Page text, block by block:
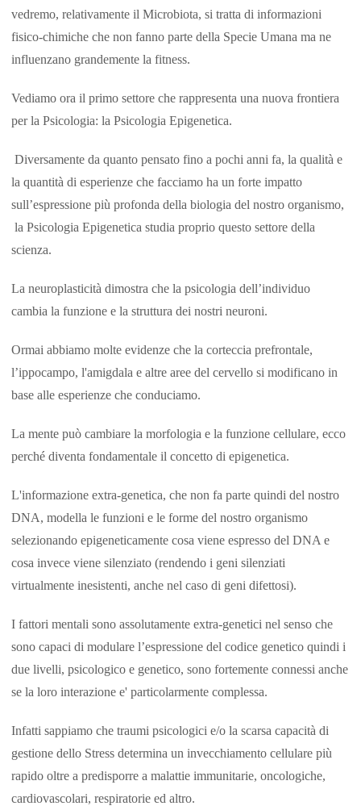
vedremo, relativamente il Microbiota, si tratta di informazioni
fisico-chimiche che non fanno parte della Specie Umana ma ne
influenzano grandemente la fitness.
Vediamo ora il primo settore che rappresenta una nuova frontiera
per la Psicologia: la Psicologia Epigenetica.
Diversamente da quanto pensato fino a pochi anni fa, la qualità e
la quantità di esperienze che facciamo ha un forte impatto
sull’espressione più profonda della biologia del nostro organismo,
la Psicologia Epigenetica studia proprio questo settore della
scienza.
La neuroplasticità dimostra che la psicologia dell’individuo
cambia la funzione e la struttura dei nostri neuroni.
Ormai abbiamo molte evidenze che la corteccia prefrontale,
l’ippocampo, l'amigdala e altre aree del cervello si modificano in
base alle esperienze che conduciamo.
La mente può cambiare la morfologia e la funzione cellulare, ecco
perché diventa fondamentale il concetto di epigenetica.
L'informazione extra-genetica, che non fa parte quindi del nostro
DNA, modella le funzioni e le forme del nostro organismo
selezionando epigeneticamente cosa viene espresso del DNA e
cosa invece viene silenziato (rendendo i geni silenziati
virtualmente inesistenti, anche nel caso di geni difettosi).
I fattori mentali sono assolutamente extra-genetici nel senso che
sono capaci di modulare l’espressione del codice genetico quindi i
due livelli, psicologico e genetico, sono fortemente connessi anche
se la loro interazione e' particolarmente complessa.
Infatti sappiamo che traumi psicologici e/o la scarsa capacità di
gestione dello Stress determina un invecchiamento cellulare più
rapido oltre a predisporre a malattie immunitarie, oncologiche,
cardiovascolari, respiratorie ed altro.